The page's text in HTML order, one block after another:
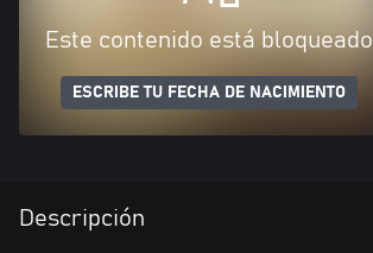
Este contenido está bloqueado
ESCRIBE TU FECHA DE NACIMIENTO
Descripción